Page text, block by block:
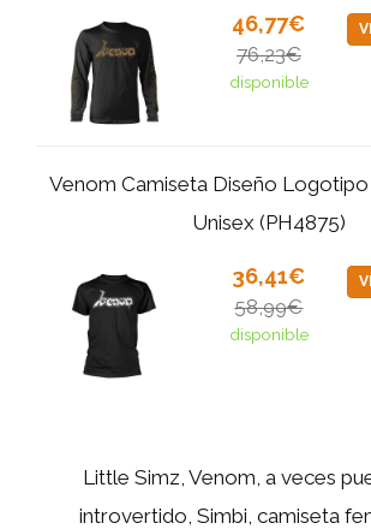
46,77€
76,23€
disponible
Venom Camiseta Diseño
Unisex (PH4875)
36,41€
58,99€
disponible
Little Simz, Venom, a veces
introvertido, Simbi, camiseta